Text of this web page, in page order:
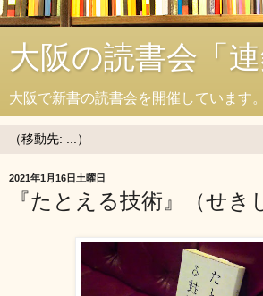
大阪の読書会「連
大阪で新書の読書会を開催しています。
2021年1月16日土曜日
『たとえる技術』（せき